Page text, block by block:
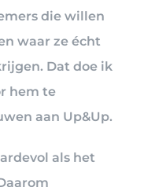
die willen
waar ze écht
Dat doe ik
hem te
aan Up&Up.
als het